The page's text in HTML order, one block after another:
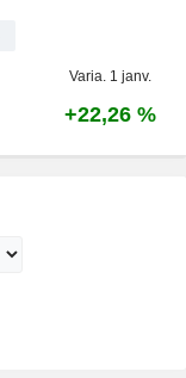
Varia. 1 janv.
+22,26 %